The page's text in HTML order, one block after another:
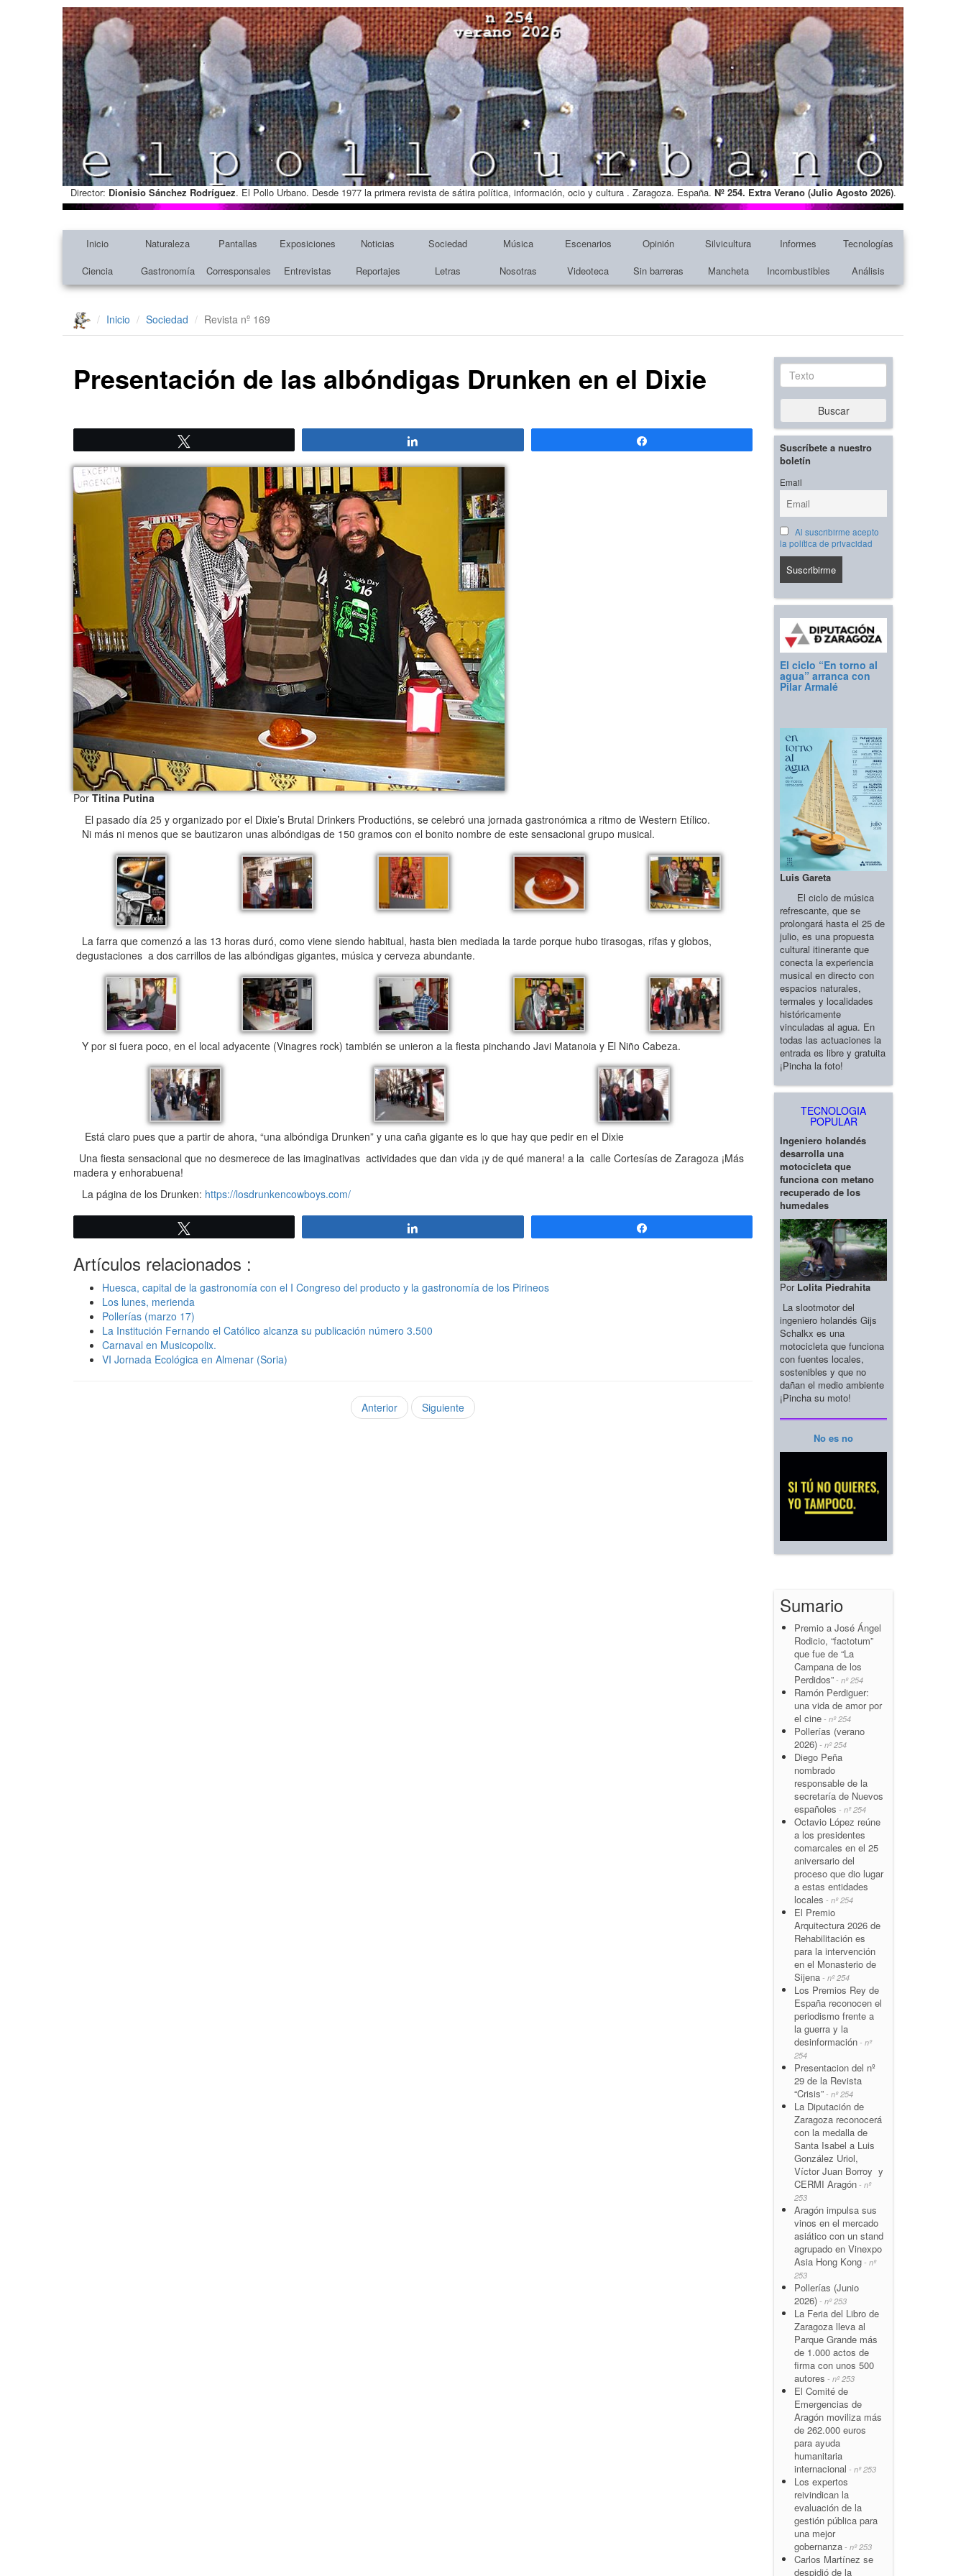
Director: Dionisio Sánchez Rodríguez. El Pollo Urbano. Desde 1977 la primera revista de sátira política, información, ocio y cultura . Zaragoza. España. Nº 254. Extra Verano (Julio Agosto 2026).
Inicio Naturaleza Pantallas Exposiciones Noticias Sociedad Música Escenarios Opinión Silvicultura Informes
Tecnologías
Ciencia
Gastronomía Corresponsales Entrevistas Reportajes Letras Nosotras Videoteca Sin barreras Mancheta Incombustibles Análisis
Inicio Sociedad Revista nº 169
Presentación de las albóndigas Drunken en el Dixie
PorTitina Putina
El pasado día 25 y organizado por el Dixie’s Brutal Drinkers Productións, se celebró una jornada gastronómica a ritmo de Western Etílico.
Ni más ni menos que se bautizaron unas albóndigas de 150 gramos con el bonito nombre de este sensacional grupo musical.
La farra que comenzó a las 13 horas duró, como viene siendo habitual, hasta bien mediada la tarde porque hubo tirasogas, rifas y globos,
degustaciones a dos carrillos de las albóndigas gigantes, música y cerveza abundante.
Y por si fuera poco, en el local adyacente (Vinagres rock) también se unieron a la fiesta pinchando Javi Matanoia y El Niño Cabeza.
Está claro pues que a partir de ahora, “una albóndiga Drunken” y una caña gigante es lo que hay que pedir en el Dixie
Una fiesta sensacional que no desmerece de las imaginativas actividades que dan vida ¡y de qué manera! a la calle Cortesías de Zaragoza ¡Más
madera y enhorabuena!
La página de los Drunken: https://losdrunkencowboys.com/
Artículos relacionados :
Huesca, capital de la gastronomía con el I Congreso del producto y la gastronomía de los Pirineos
Los lunes, merienda
Pollerías (marzo 17)
La Institución Fernando el Católico alcanza su publicación número 3.500
Carnaval en Musicopolix.
VI Jornada Ecológica en Almenar (Soria)
Anterior Siguiente
Texto
Buscar
Suscríbete a nuestro
boletín
Email
Al suscribirme acepto
la política de privacidad
El ciclo “En torno al
agua” arranca con
Pilar Armalé
Luis Gareta
El ciclo de música
refrescante, que se
prolongará hasta el 25 de
julio, es una propuesta
cultural itinerante que
conecta la experiencia
musical en directo con
espacios naturales,
termales y localidades
históricamente
vinculadas al agua. En
todas las actuaciones la
entrada es libre y gratuita
¡Pincha la foto!
TECNOLOGIA
POPULAR
Ingeniero holandés
desarrolla una
motocicleta que
funciona con metano
recuperado de los
humedales
Por Lolita Piedrahita
La slootmotor del
ingeniero holandés Gijs
Schalkx es una
motocicleta que funciona
con fuentes locales,
sostenibles y que no
dañan el medio ambiente
¡Pincha su moto!
No es no
Sumario
Premio a José Ángel
Rodicio, “factotum”
que fue de “La
Campana de los
Perdidos” - nº 254
Ramón Perdiguer:
una vida de amor por
el cine - nº 254
Pollerías (verano
2026) - nº 254
Diego Peña
nombrado
responsable de la
secretaría de Nuevos
españoles - nº 254
Octavio López reúne
a los presidentes
comarcales en el 25
aniversario del
proceso que dio lugar
a estas entidades
locales - nº 254
El Premio
Arquitectura 2026 de
Rehabilitación es
para la intervención
en el Monasterio de
Sijena - nº 254
Los Premios Rey de
España reconocen el
periodismo frente a
la guerra y la
desinformación - nº
254
Presentacion del nº
29 de la Revista
“Crisis” - nº 254
La Diputación de
Zaragoza reconocerá
con la medalla de
Santa Isabel a Luis
González Uriol,
Víctor Juan Borroy y
CERMI Aragón - nº
253
Aragón impulsa sus
vinos en el mercado
asiático con un stand
agrupado en Vinexpo
Asia Hong Kong - nº
253
Pollerías (Junio
2026) - nº 253
La Feria del Libro de
Zaragoza lleva al
Parque Grande más
de 1.000 actos de
firma con unos 500
autores - nº 253
El Comité de
Emergencias de
Aragón moviliza más
de 262.000 euros
para ayuda
humanitaria
internacional - nº 253
Los expertos
reivindican la
evaluación de la
gestión pública para
una mejor
gobernanza - nº 253
Carlos Martínez se
despidió de la